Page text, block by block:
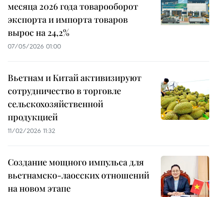
месяца 2026 года товарооборот
экспорта и импорта товаров
вырос на 24,2%
07/05/2026 01:00
Вьетнам и Китай активизируют
сотрудничество в торговле
сельскохозяйственной
продукцией
11/02/2026 11:32
Создание мощного импульса для
вьетнамско-лаосских отношений
на новом этапе